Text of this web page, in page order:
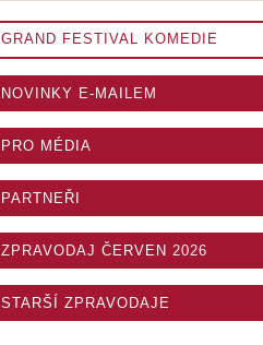
GRAND FESTIVAL KOMEDIE
NOVINKY E-MAILEM
PRO MÉDIA
PARTNEŘI
ZPRAVODAJ ČERVEN 2026
STARŠÍ ZPRAVODAJE